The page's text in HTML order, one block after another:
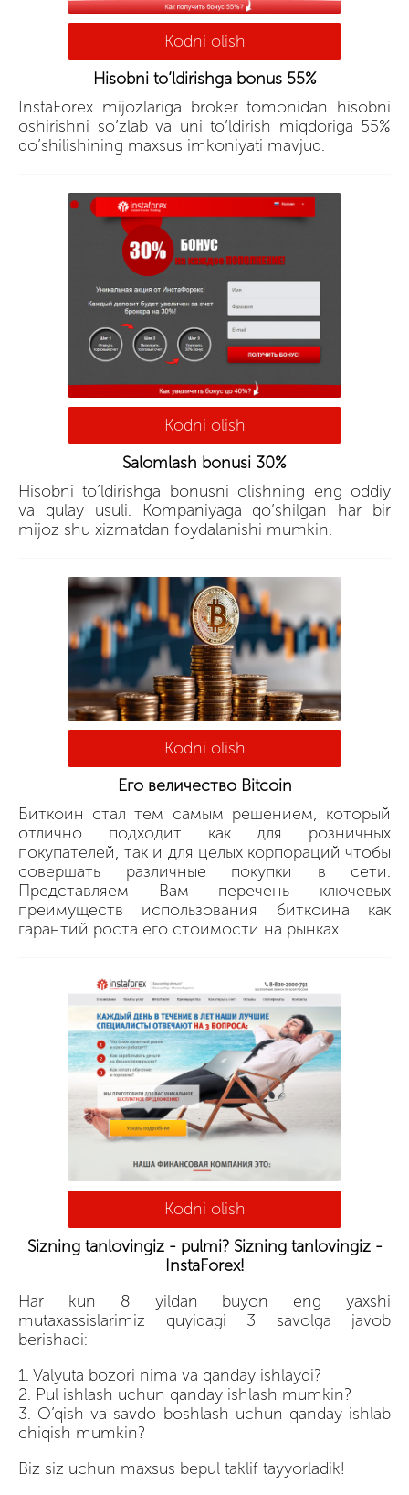
Kodni olish
Hisobni to’ldirishga bonus 55%
InstaForex mijozlariga broker tomonidan hisobni
oshirishni so’zlab va uni to’ldirish miqdoriga 55%
qo’shilishining maxsus imkoniyati mavjud.
Kodni olish
Salomlash bonusi 30%
Hisobni to’ldirishga bonusni olishning eng oddiy
va qulay usuli. Kompaniyaga qo’shilgan har bir
mijoz shu xizmatdan foydalanishi mumkin.
Kodni olish
Его величество Bitcoin
Биткоин стал тем самым решением, который
отлично подходит как для розничных
покупателей, так и для целых корпораций чтобы
совершать различные покупки в сети.
Представляем Вам перечень ключевых
преимуществ использования биткоина как
гарантий роста его стоимости на рынках
Kodni olish
Sizning tanlovingiz - pulmi? Sizning tanlovingiz -
InstaForex!
Har kun 8 yildan buyon eng yaxshi
mutaxassislarimiz quyidagi 3 savolga javob
berishadi:
1. Valyuta bozori nima va qanday ishlaydi?
2. Pul ishlash uchun qanday ishlash mumkin?
3. O’qish va savdo boshlash uchun qanday ishlab
chiqish mumkin?
Biz siz uchun maxsus bepul taklif tayyorladik!